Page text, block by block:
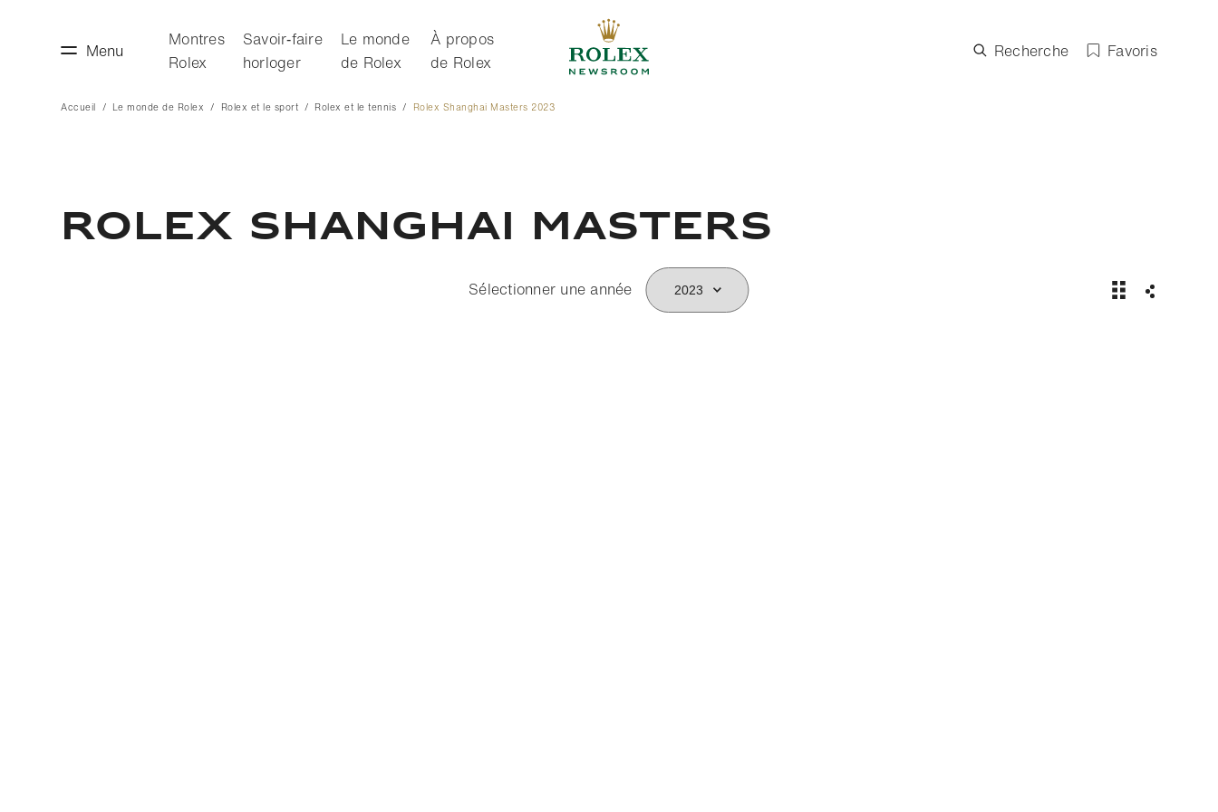
Menu
Montres
Rolex
Savoir‑faire
horloger
Le monde
de Rolex
À propos
de Rolex
Recherche Favoris
Accueil Le monde de Rolex Rolex et le sport Rolex et le tennis Rolex Shanghai Masters 2023
ROLEX SHANGHAI MASTERS
Sélectionner une année
Rolex